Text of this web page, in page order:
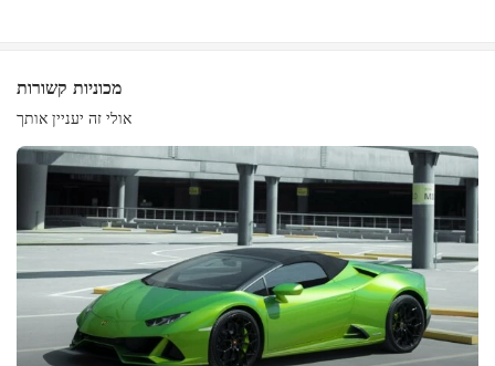
ציוד
נוח
בקרת אקלים
מכוניות קשורות
אולי זה יעניין אותך